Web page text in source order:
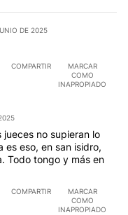
DE 2025
COMPARTIR
MARCAR
COMO
INAPROPIADO
no supieran lo
es eso, en san isidro,
Todo tongo y más en
COMPARTIR
MARCAR
COMO
INAPROPIADO